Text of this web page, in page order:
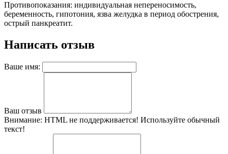
Противопоказания: индивидуальная непереносимость,
беременность, гипотония, язва желудка в период обострения,
острый панкреатит.
Написать отзыв
Ваше имя:
Ваш отзыв
Внимание: HTML не поддерживается! Используйте обычный
текст!